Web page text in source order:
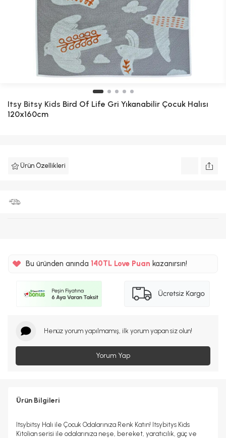
Itsy Bitsy Kids Bird Of Life Gri Yıkanabilir Çocuk Halısı
120x160cm
Ürün Özellikleri
Bu üründen anında %5 Love Puankazanırsın!
Henüz yorum yapılmamış, ilk yorum yapan siz olun!
Yorum Yap
Ürün Bilgileri
Itsybitsy Halı ile Çocuk Odalarınıza Renk Katın! Itsybitys Kids
Kitolian serisi ile odalarınıza neşe, bereket, yaratıcılık, güç ve